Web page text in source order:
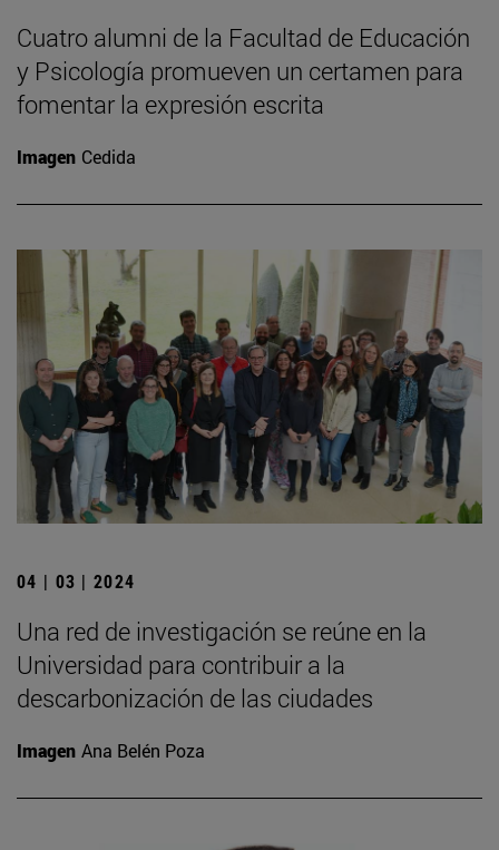
Cuatro alumni de la Facultad de Educación
y Psicología promueven un certamen para
fomentar la expresión escrita
Imagen Cedida
04 | 03 | 2024
Una red de investigación se reúne en la
Universidad para contribuir a la
descarbonización de las ciudades
Imagen Ana Belén Poza